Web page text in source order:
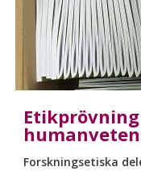
Forskningsetiska